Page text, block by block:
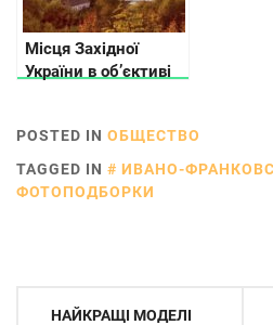
Місця Західної
України в об’єктиві
POSTED IN ОБЩЕСТВО
TAGGED IN
ИВАНО-
ФОТОПОДБОРКИ
Навигация
НАЙКРАЩІ МОДЕЛІ